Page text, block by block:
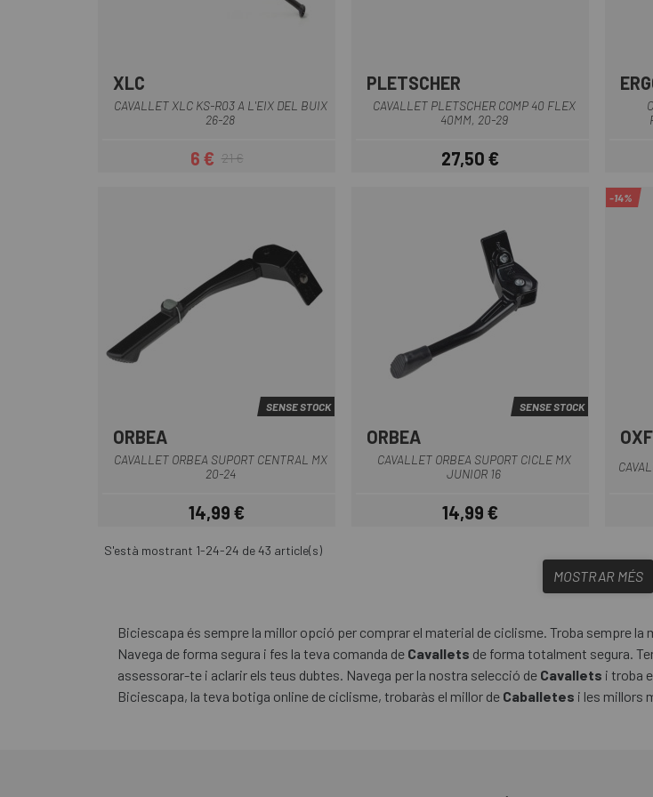
XLC
CAVALLET XLC KS-R03 A L'EIX DEL BUIX
26-28
Preu
6 € Preu regular
21 €
PLETSCHER
CAVALLET PLETSCHER COMP 40 FLEX
40MM, 20-29
Preu
27,50 €
SENSE STOCK
ORBEA
CAVALLET ORBEA SUPORT CENTRAL MX
20-24
Preu
14,99 €
SENSE STOCK
ORBEA
CAVALLET ORBEA SUPORT CICLE MX
JUNIOR 16
Preu
14,99 €
-14%
S'està mostrant 1-24-24 de 43 article(s)
MOSTRAR MÉS
Biciescapa és sempre la millor opció per comprar el material de ciclisme. Troba sempre
Navega de forma segura i fes la teva comanda de Cavallets de forma totalment segura.
assessorar-te i aclarir els teus dubtes. Navega per la nostra selecció de Cavallets i troba
Biciescapa, la teva botiga online de ciclisme, trobaràs el millor de Caballetes i les millors